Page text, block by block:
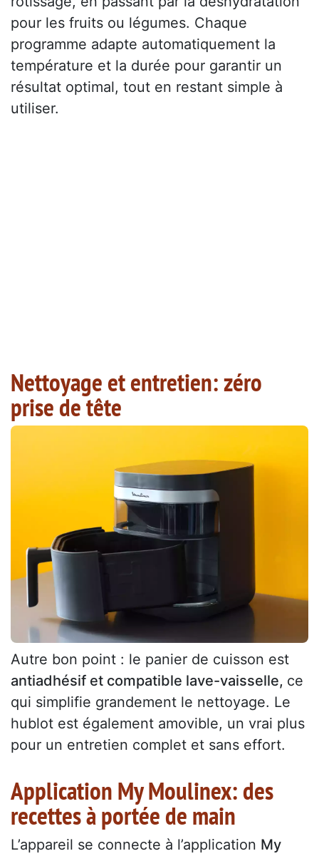
pour les fruits ou légumes. Chaque
programme adapte automatiquement la
température et la durée pour garantir un
résultat optimal, tout en restant simple à
utiliser.
Nettoyage et entretien: zéro
prise de tête
Autre bon point : le panier de cuisson est
antiadhésif et compatible lave-vaisselle, ce
qui simplifie grandement le nettoyage. Le
hublot est également amovible, un vrai plus
pour un entretien complet et sans effort.
Application My Moulinex: des
recettes à portée de main
L’appareil se connecte à l’application My